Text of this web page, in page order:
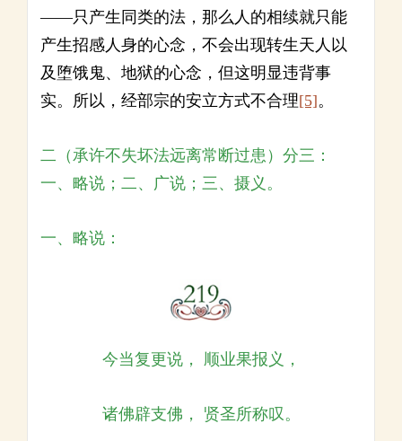
——只产生同类的法，那么人的相续就只能
产生招感人身的心念，不会出现转生天人以
及堕饿鬼、地狱的心念，但这明显违背事
实。所以，经部宗的安立方式不合理[5]。
二（承许不失坏法远离常断过患）分三：
一、略说；二、广说；三、摄义。
一、略说：
今当复更说， 顺业果报义，
诸佛辟支佛， 贤圣所称叹。